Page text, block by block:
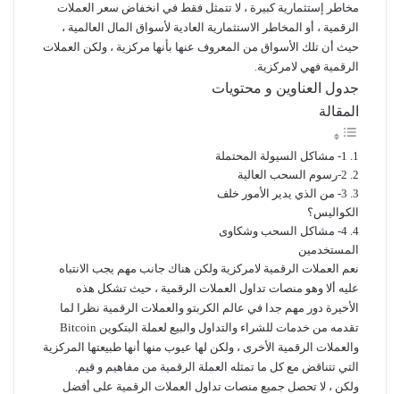
مخاطر إستثمارية كبيرة ، لا تتمثل فقط في انخفاض سعر العملات
الرقمية ، أو المخاطر الاستثمارية العادية لأسواق المال العالمية ،
حيث أن تلك الأسواق من المعروف عنها بأنها مركزية ، ولكن العملات
الرقمية فهي لامركزية.
جدول العناوين و محتويات
المقالة
1- مشاكل السيولة المحتملة
2-رسوم السحب العالية
3- من الذي يدير الأمور خلف
الكواليس؟
4- مشاكل السحب وشكاوى
المستخدمين
نعم العملات الرقمية لامركزية ولكن هناك جانب مهم يجب الانتباه
عليه ألا وهو منصات تداول العملات الرقمية ، حيث تشكل هذه
الأخيرة دور مهم جدا في عالم الكربتو والعملات الرقمية نظرا لما
تقدمه من خدمات للشراء والتداول والبيع لعملة البتكوين Bitcoin
والعملات الرقمية الأخرى ، ولكن لها عيوب منها أنها طبيعتها المركزية
التي تتناقض مع كل ما تمثله العملة الرقمية من مفاهيم و قيم.
ولكن ، لا تحصل جميع منصات تداول العملات الرقمية على أفضل